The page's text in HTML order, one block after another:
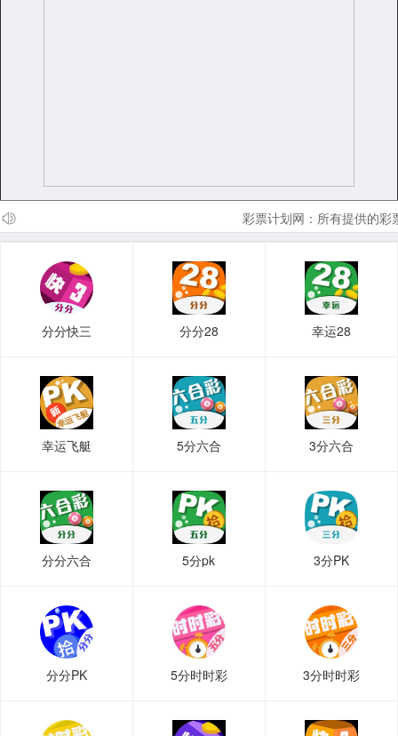
彩票计划网：所有提供的彩
分分快三 分分28 幸运28
幸运飞艇 5分六合 3分六合
分分六合 5分pk 3分PK
分分PK 5分时时彩 3分时时彩